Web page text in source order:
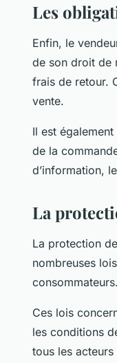
Les
Enfin, le
de son droit de
frais de retour.
vente.
Il est
de la
d’information,
La
La protection
nombreuses
consommateurs.
Ces lois
les conditions
tous les